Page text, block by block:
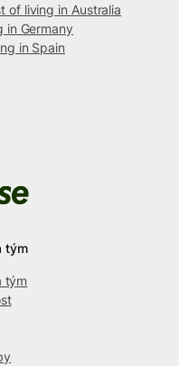
of living in Australia
in Germany
in Spain
tým
tým